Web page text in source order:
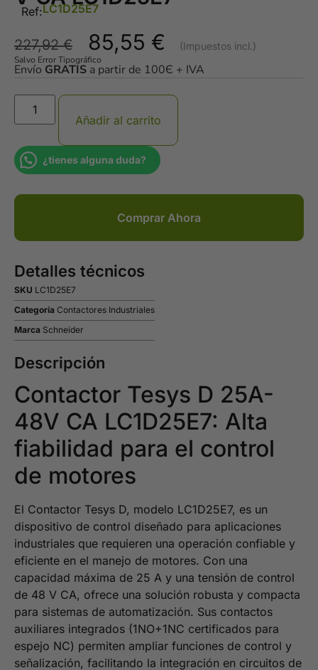
Ref:LC1D25E7
227,92€ 85,55 €
Salvo Error Tipográfico
Envío GRATIS a partir de 100Є + IVA
Añadir al carrito
¿tienes alguna duda?
Comprar Ahora
Detalles técnicos
SKU LC1D25E7
Categoría Contactores Industriales
Marca Schneider
Descripción
Contactor Tesys D 25A-
48V CA LC1D25E7: Alta
fiabilidad para el control
de motores
El Contactor Tesys D, modelo LC1D25E7, es un
dispositivo de control diseñado para aplicaciones
industriales que requieren una operación confiable y
eficiente en el manejo de motores. Con una
capacidad máxima de 25 A y una tensión de control
de 48 V CA, ofrece una solución robusta y compacta
para sistemas de automatización. Sus contactos
auxiliares integrados (1NO+1NC certificados para
espejo NC) permiten ampliar funciones de control y
señalización, facilitando la integración en circuitos de